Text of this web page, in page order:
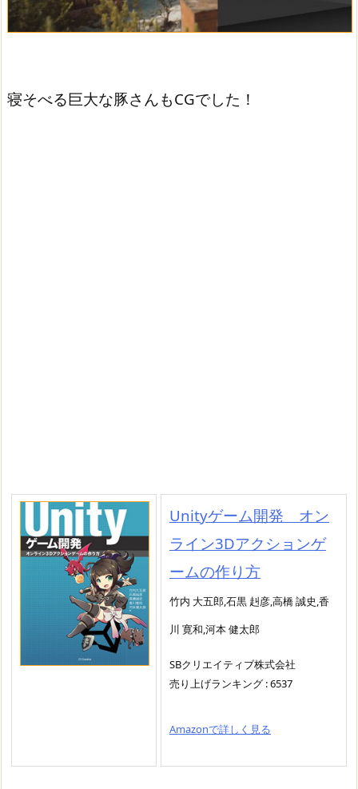
寝そべる巨大な豚さんもCGでした！
Unityゲーム開発 オン
ライン3Dアクションゲ
ームの作り方
竹内 大五郎,石黒 赳彦,高橋 誠史,香
川 寛和,河本 健太郎
SBクリエイティブ株式会社
売り上げランキング : 6537
Amazonで詳しく見る